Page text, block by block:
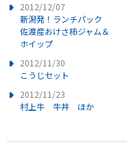
2012/12/07
新潟発！ランチパック
佐渡産おけさ柿ジャム＆
ホイップ
2012/11/30
こうじセット
2012/11/23
村上牛 牛丼 ほか